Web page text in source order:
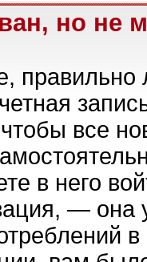
но не
все
в него
—